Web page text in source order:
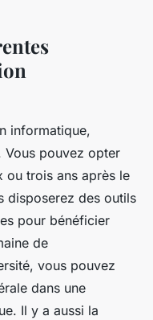
informatique,
Vous pouvez opter
ou trois ans après le
disposerez des outils
pour bénéficier
de
vous pouvez
dans une
Il y a aussi la